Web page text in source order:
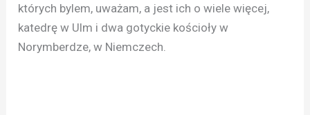
których bylem, uważam, a jest ich o wiele więcej,
katedrę w Ulm i dwa gotyckie kościoły w
Norymberdze, w Niemczech.